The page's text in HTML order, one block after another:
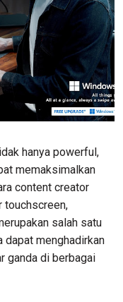
hanya powerful,
memaksimalkan
content creator
touchscreen,
salah satu
menghadirkan
ganda di berbagai